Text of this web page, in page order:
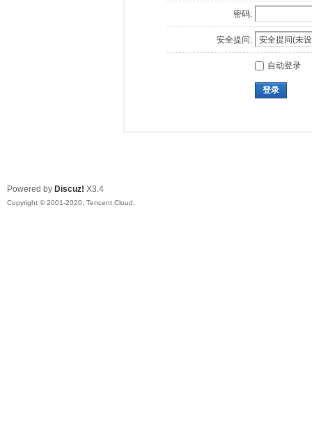
密码:
安全提问:
自动登录
登录
Powered by Discuz! X3.4
Copyright © 2001-2020, Tencent Cloud.